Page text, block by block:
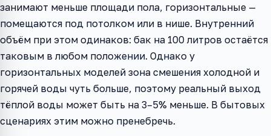
занимают меньше площади пола, горизонтальные —
помещаются под потолком или в нише. Внутренний
объём при этом одинаков: бак на 100 литров остаётся
таковым в любом положении. Однако у
горизонтальных моделей зона смешения холодной и
горячей воды чуть больше, поэтому реальный выход
тёплой воды может быть на 3–5% меньше. В бытовых
сценариях этим можно пренебречь.